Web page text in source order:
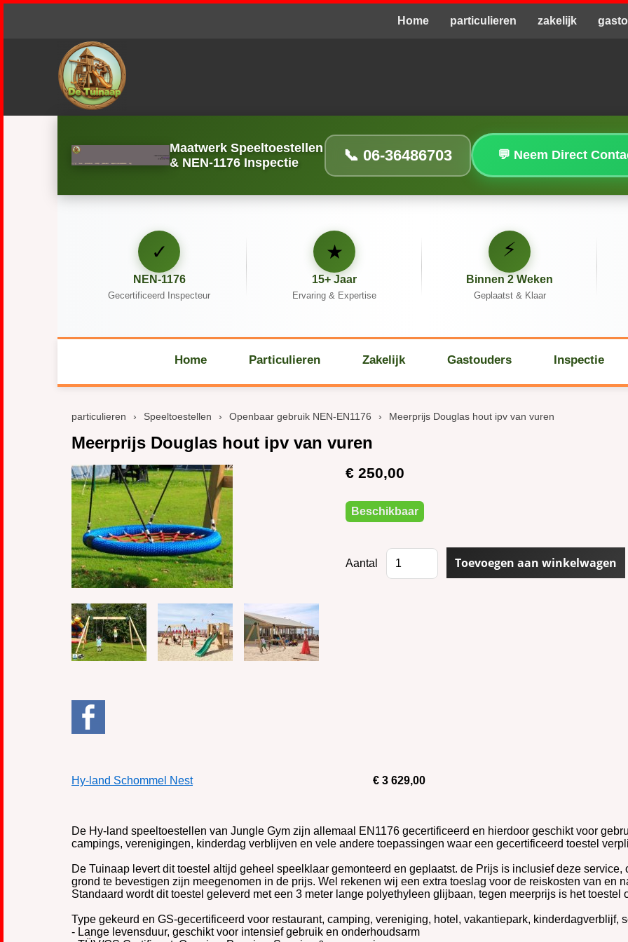
Home particulieren zakelijk
Maatwerk Speeltoestellen
& NEN-1176 Inspectie
📞 06-36486703 💬 Neem Direct
✓
NEN-1176
Gecertificeerd Inspecteur
★
15+ Jaar
Ervaring & Expertise
⚡
Binnen 2 Weken
Geplaatst & Klaar
Home Particulieren Zakelijk Gastouders Inspectie
particulieren › Speeltoestellen › Openbaar gebruik NEN-EN1176 › Meerprijs Douglas hout ipv van vuren
Meerprijs Douglas hout ipv van vuren
€ 250,00
Beschikbaar
Aantal
Hy-land Schommel Nest € 3 629,00
De Hy-land speeltoestellen van Jungle Gym zijn allemaal EN1176 gecertificeerd en hierdoor geschikt voor
campings, verenigingen, kinderdag verblijven en vele andere toepassingen waar een gecertificeerd toestel
De Tuinaap levert dit toestel altijd geheel speelklaar gemonteerd en geplaatst. de Prijs is inclusief deze
grond te bevestigen zijn meegenomen in de prijs. Wel rekenen wij een extra toeslag voor de reiskosten van en
Standaard wordt dit toestel geleverd met een 3 meter lange polyethyleen glijbaan, tegen meerprijs is het toestel
Type gekeurd en GS-gecertificeerd voor restaurant, camping, vereniging, hotel, vakantiepark, kinderdagverblijf,
- Lange levensduur, geschikt voor intensief gebruik en onderhoudsarm